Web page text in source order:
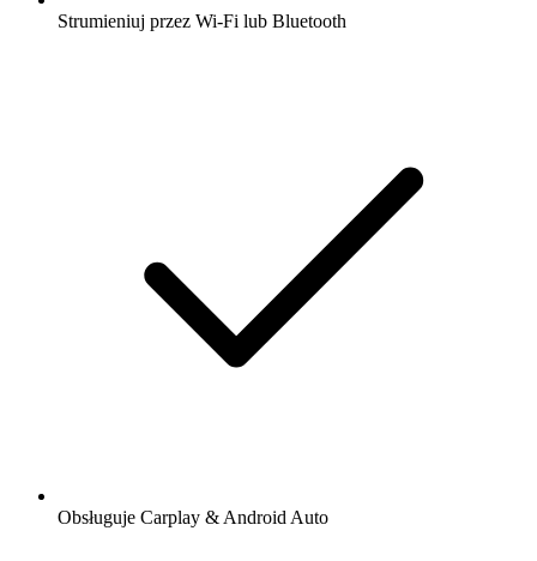
Strumieniuj przez Wi-Fi lub Bluetooth
Obsługuje Carplay & Android Auto